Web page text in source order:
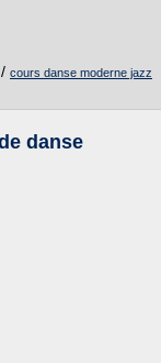
/ cours danse moderne jazz
danse